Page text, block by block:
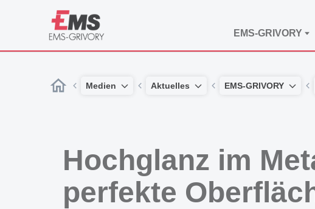
EMS-GRIVORY
Medien Aktuelles EMS-GRIVORY
Hochglanz im
perfekte